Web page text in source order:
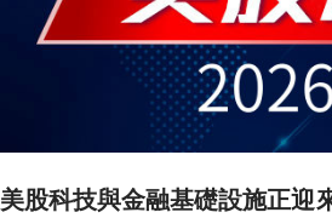
美股科技與金融基礎設施正